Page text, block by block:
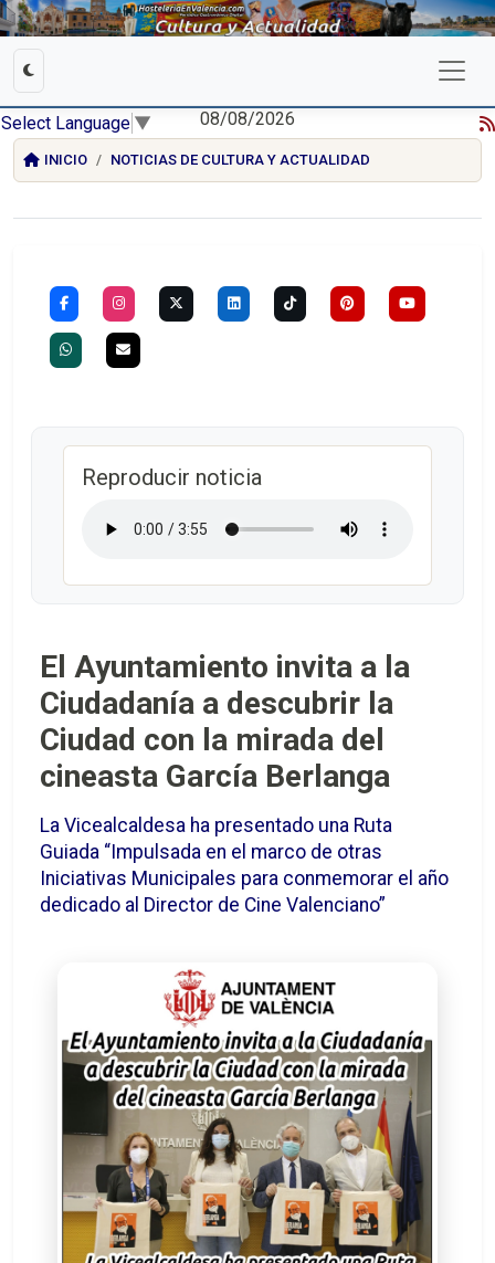
Select Language ▼ 08/08/2026
INICIO NOTICIAS DE CULTURA Y ACTUALIDAD
Reproducir noticia
El Ayuntamiento invita a la
Ciudadanía a descubrir la
Ciudad con la mirada del
cineasta García Berlanga
La Vicealcaldesa ha presentado una Ruta
Guiada “Impulsada en el marco de otras
Iniciativas Municipales para conmemorar el año
dedicado al Director de Cine Valenciano”